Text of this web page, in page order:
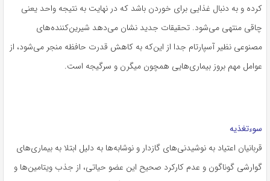
کرده و به دنبال غذایی برای خوردن باشد که در نهایت به نتیجه واحد یعنی
چاقی منتهی می‌شود. تحقیقات جدید نشان می‌دهد شیرین‌کننده‌های
مصنوعی نظیر آسپارتام جدا از این‌که به کاهش قدرت حافظه منجر می‌شود، از
عوامل مهم بروز بیماری‌هایی همچون میگرن و سرگیجه است.
سوءتغذیه
قربانیان اعتیاد به نوشیدنی‌های گازدار و نوشابه‌ها به دلیل ابتلا به بیماری‌های
گوارشی گوناگون و عدم کارکرد صحیح این عضو حیاتی، از جذب ویتامین‌ها و